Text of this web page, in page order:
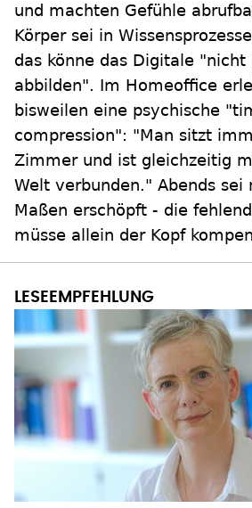
und machten Gefühle
Körper sei in
das könne das Digitale "nicht
abbilden". Im Homeoffice
bisweilen eine psychische
compression": "Man sitzt
Zimmer und ist gleichzeitig
Welt verbunden." Abends
Maßen erschöpft - die
müsse allein der Kopf